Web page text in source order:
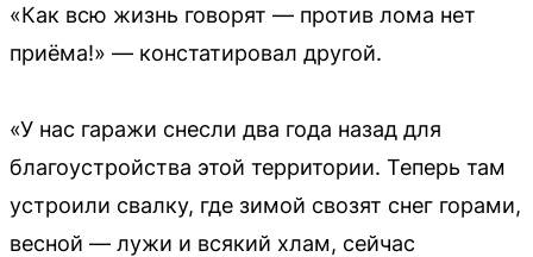
«Как всю жизнь говорят — против лома нет
приёма!» — констатировал другой.
«У нас гаражи снесли два года назад для
благоустройства этой территории. Теперь там
устроили свалку, где зимой свозят снег горами,
весной — лужи и всякий хлам, сейчас